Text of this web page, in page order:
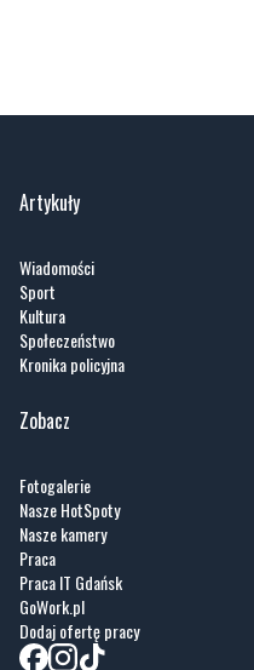
Artykuły
Wiadomości
Sport
Kultura
Społeczeństwo
Kronika policyjna
Zobacz
Fotogalerie
Nasze HotSpoty
Nasze kamery
Praca
Praca IT Gdańsk
GoWork.pl
Dodaj ofertę pracy